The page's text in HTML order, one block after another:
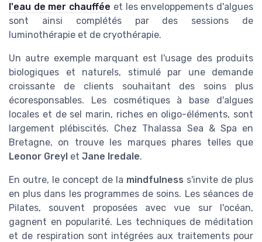
l'eau de mer chauffée et les enveloppements d'algues
sont ainsi complétés par des sessions de
luminothérapie et de cryothérapie.
Un autre exemple marquant est l'usage des produits
biologiques et naturels, stimulé par une demande
croissante de clients souhaitant des soins plus
écoresponsables. Les cosmétiques à base d'algues
locales et de sel marin, riches en oligo-éléments, sont
largement plébiscités. Chez Thalassa Sea & Spa en
Bretagne, on trouve les marques phares telles que
Leonor Greyl et Jane Iredale.
En outre, le concept de la mindfulness s'invite de plus
en plus dans les programmes de soins. Les séances de
Pilates, souvent proposées avec vue sur l'océan,
gagnent en popularité. Les techniques de méditation
et de respiration sont intégrées aux traitements pour